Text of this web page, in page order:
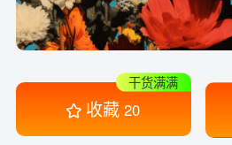
收藏 20
干货满满